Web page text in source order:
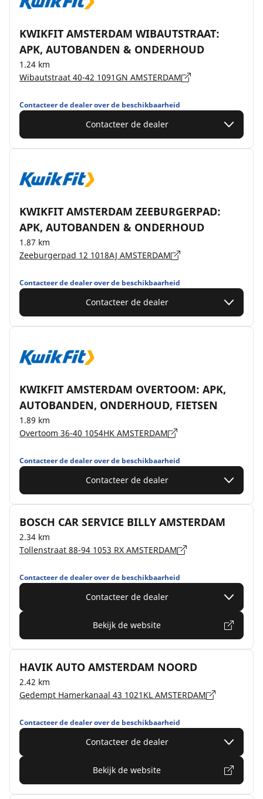
KWIKFIT AMSTERDAM WIBAUTSTRAAT:
APK, AUTOBANDEN & ONDERHOUD
1.24 km
Wibautstraat 40-42 1091GN AMSTERDAM
Contacteer de dealer over de beschikbaarheid
Contacteer de dealer
KWIKFIT AMSTERDAM ZEEBURGERPAD:
APK, AUTOBANDEN & ONDERHOUD
1.87 km
Zeeburgerpad 12 1018AJ AMSTERDAM
Contacteer de dealer over de beschikbaarheid
Contacteer de dealer
KWIKFIT AMSTERDAM OVERTOOM: APK,
AUTOBANDEN, ONDERHOUD, FIETSEN
1.89 km
Overtoom 36-40 1054HK AMSTERDAM
Contacteer de dealer over de beschikbaarheid
Contacteer de dealer
BOSCH CAR SERVICE BILLY AMSTERDAM
2.34 km
Tollenstraat 88-94 1053 RX AMSTERDAM
Contacteer de dealer over de beschikbaarheid
Contacteer de dealer
Bekijk de website
HAVIK AUTO AMSTERDAM NOORD
2.42 km
Gedempt Hamerkanaal 43 1021KL AMSTERDAM
Contacteer de dealer over de beschikbaarheid
Contacteer de dealer
Bekijk de website